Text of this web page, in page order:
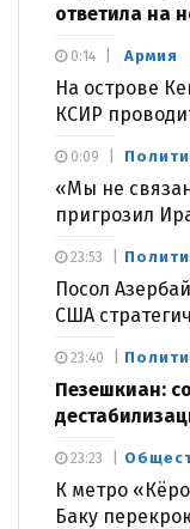
ответила на
Армия
На острове
КСИР
0:14
«Мы не
пригрозил
0:09
Посол
США
23:53
Пезешкиан:
23:40
К метро
Баку
23:23